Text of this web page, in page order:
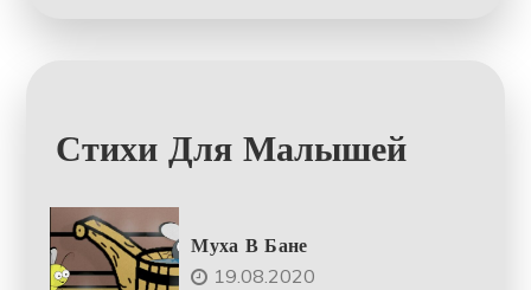
Стихи Для Малышей
Муха В Бане
19.08.2020